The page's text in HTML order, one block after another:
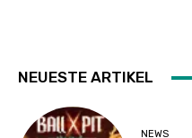
NEUESTE ARTIKEL
NEWS